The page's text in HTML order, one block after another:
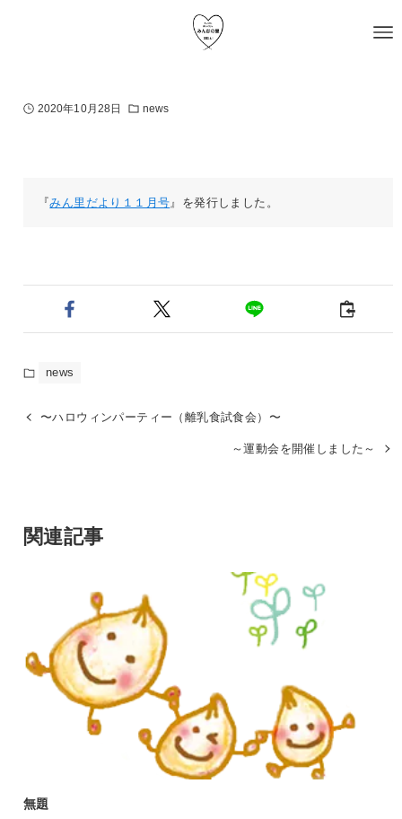
2020年10月28日 news
『みん里だより１１月号』を発行しました。
news
〜ハロウィンパーティー（離乳食試食会）〜
～運動会を開催しました～
関連記事
無題